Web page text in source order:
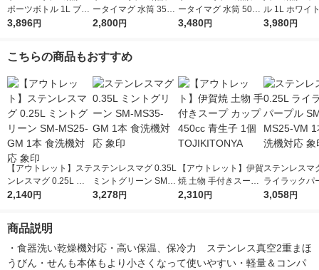
ポーツボトル 1L ブラ
ックオレンジ FJS-10
3,896円
ータイマグ 水筒 350
mL ソフトピンク JPB
2,800円
ータイマグ 水筒 500
mL ソフトブルー JPB
3,480円
ル 1L ホワイ
001 IVWH 1
3,980円
こちらの商品もおすすめ
【アウトレット】ステ
ンレスマグ 0.25L ミ
ントグリーン SM-MS
2,140円
ステンレスマグ 0.35L
ミントグリーン SM-M
S35-GM 1本 食洗機対
3,278円
【アウトレット】伊賀
焼 土物 手付きスープ
カップ 450cc 青生子
2,310円
ステンレスマ
ライラックパ
M-MS25-VM
3,058円
商品説明
・食器洗い乾燥機対応・高い保温、保冷力　ステンレス真空2重まほ
うびん・せんも本体もより小さくなって使いやすい・軽量＆コンパ